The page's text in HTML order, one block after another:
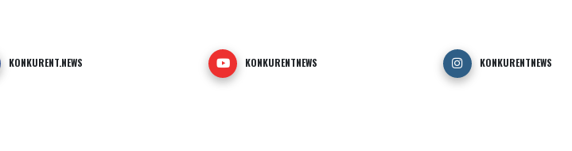
KONKURENT.NEWS KONKURENTNEWS KONKURENTNEWS